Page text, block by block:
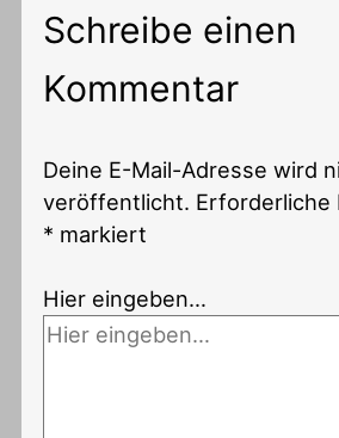
Schreibe einen
Kommentar
Deine E-Mail-Adresse wird
veröffentlicht. Erforderliche
* markiert
Hier eingeben…